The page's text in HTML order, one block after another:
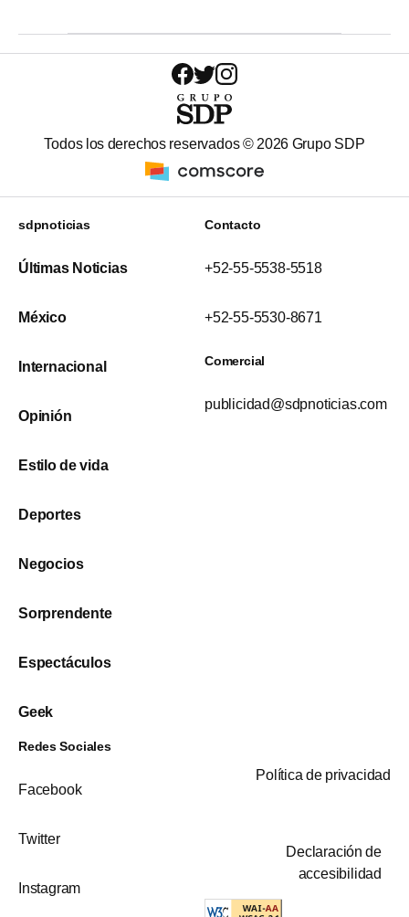
Todos los derechos reservados © 2026 Grupo SDP
sdpnoticias
Últimas Noticias
México
Internacional
Opinión
Estilo de vida
Deportes
Negocios
Sorprendente
Espectáculos
Geek
Contacto
+52-55-5538-5518
+52-55-5530-8671
Comercial
publicidad@sdpnoticias.com
Redes Sociales
Facebook
Twitter
Instagram
Política de privacidad
Declaración de
accesibilidad